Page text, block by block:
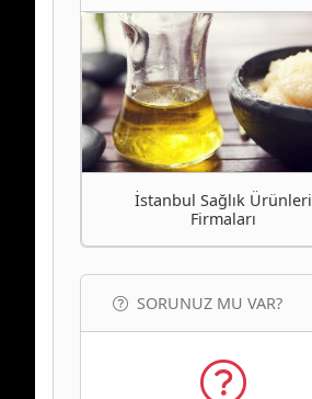
İstanbul Sağlık Ürünleri
Firmaları
SORUNUZ MU VAR?